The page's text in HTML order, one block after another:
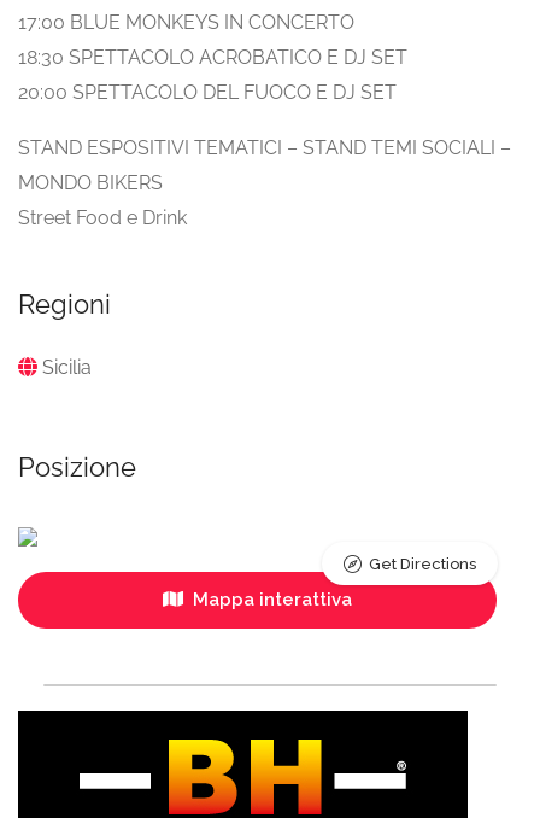
17:00 BLUE MONKEYS IN CONCERTO
18:30 SPETTACOLO ACROBATICO E DJ SET
20:00 SPETTACOLO DEL FUOCO E DJ SET
STAND ESPOSITIVI TEMATICI – STAND TEMI SOCIALI –
MONDO BIKERS
Street Food e Drink
Regioni
Sicilia
Posizione
Mappa interattiva
Get Directions